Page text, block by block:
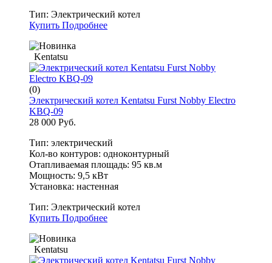
Тип: Электрический котел
Купить Подробнее
Kentatsu
(0)
Электрический котел Kentatsu Furst Nobby Electro
KBQ-09
28 000 Руб.
Тип: электрический
Кол-во контуров: одноконтурный
Отапливаемая площадь: 95 кв.м
Мощность: 9,5 кВт
Установка: настенная
Тип: Электрический котел
Купить Подробнее
Kentatsu